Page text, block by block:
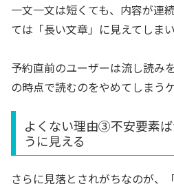
一文一文は短くても、内容が連
ては「長い文章」に見えてしまい
予約直前のユーザーは流し読み
の時点で読むのをやめてしまう
よくない理由③不安要素
うに見える
さらに見落とされがちなのが、